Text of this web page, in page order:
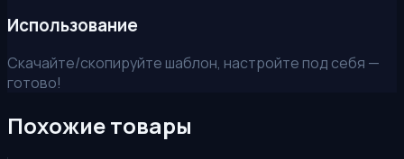
Использование
Скачайте/скопируйте шаблон, настройте под себя —
готово!
Похожие товары